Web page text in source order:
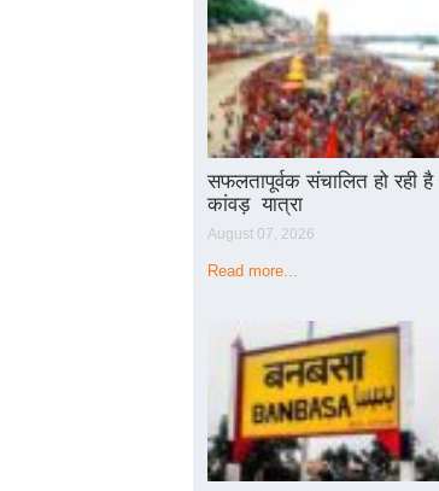
सफलतापूर्वक संचालित हो रही है
कांवड़ यात्रा
August 07, 2026
Read more...